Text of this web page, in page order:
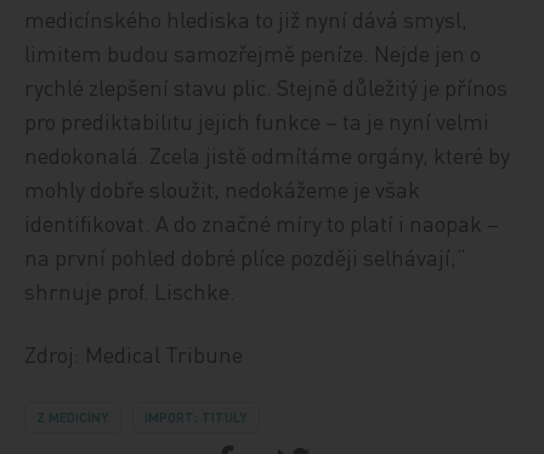
medicínského hlediska to již nyní dává smysl,
limitem budou samozřejmě peníze. Nejde jen o
rychlé zlepšení stavu plic. Stejně důležitý je přínos
pro prediktabilitu jejich funkce – ta je nyní velmi
nedokonalá. Zcela jistě odmítáme orgány, které by
mohly dobře sloužit, nedokážeme je však
identifikovat. A do značné míry to platí i naopak –
na první pohled dobré plíce později selhávají,“
shrnuje prof. Lischke.
Zdroj: Medical Tribune
Z MEDICÍNY IMPORT: TITULY